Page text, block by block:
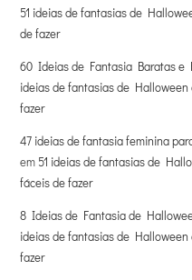
51 ideias de fantasias de
de fazer
60 Ideias de Fantasia Baratas e
ideias de fantasias de
fazer
47 ideias de fantasia feminina
em 51 ideias de fantasias de
fáceis de fazer
8 Ideias de Fantasia de
ideias de fantasias de
fazer